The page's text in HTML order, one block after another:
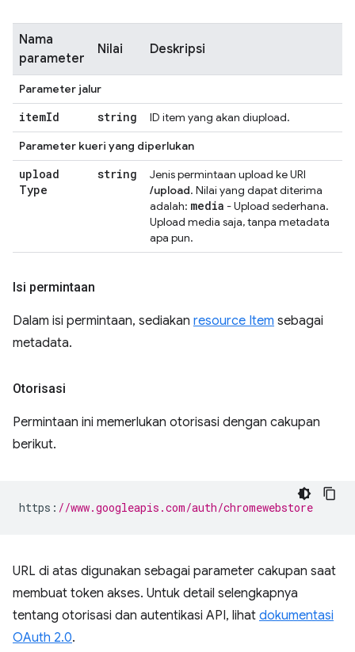
Nama
parameter
Nilai Deskripsi
Parameter jalur
itemId string
ID item yang akan diupload.
Parameter kueri yang diperlukan
upload
Type
string
Jenis permintaan upload ke URI
/upload. Nilai yang dapat diterima
adalah: media - Upload sederhana.
Upload media saja, tanpa metadata
apa pun.
Isi permintaan
Dalam isi permintaan, sediakan resource Item sebagai
metadata.
Otorisasi
Permintaan ini memerlukan otorisasi dengan cakupan
berikut.
https : //www.googleapis.com/auth/chromewebstore
URL di atas digunakan sebagai parameter cakupan saat
membuat token akses. Untuk detail selengkapnya
tentang otorisasi dan autentikasi API, lihat dokumentasi
OAuth 2.0.